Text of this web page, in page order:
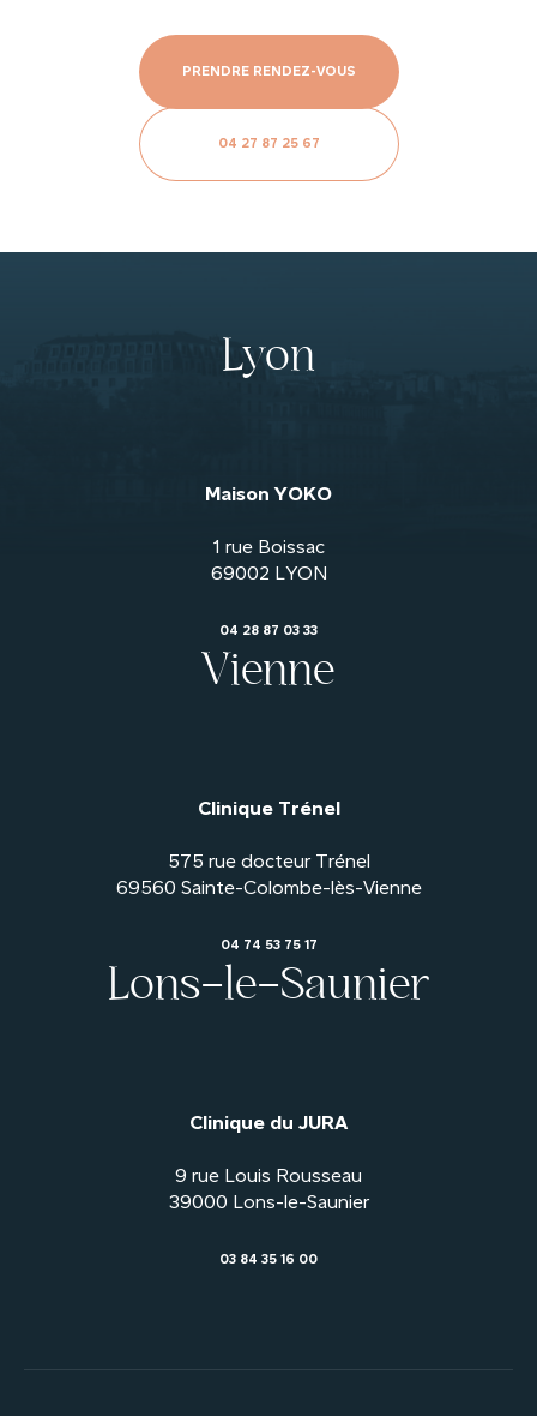
PRENDRE RENDEZ-VOUS
04 27 87 25 67
Lyon
Maison YOKO
1 rue Boissac
04 28 87 03 33
Vienne
Clinique Trénel
575 rue docteur Trénel
69560 Sainte-Colombe-lès-Vienne
04 74 53 75 17
Lons-le-Saunier
Clinique du JURA
9 rue Louis Rousseau
39000 Lons-le-Saunier
03 84 35 16 00